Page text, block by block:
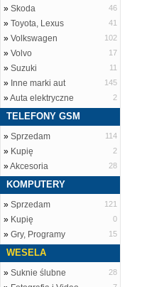
» Skoda 46
» Toyota, Lexus 41
» Volkswagen 102
» Volvo 17
» Suzuki 11
» Inne marki aut 145
»Auta elektryczne 2
TELEFONY GSM
» Sprzedam 114
» Kupię 2
»Akcesoria 28
KOMPUTERY
» Sprzedam 121
» Kupię 0
» Gry, Programy 15
WESELA
» Suknie ślubne 28